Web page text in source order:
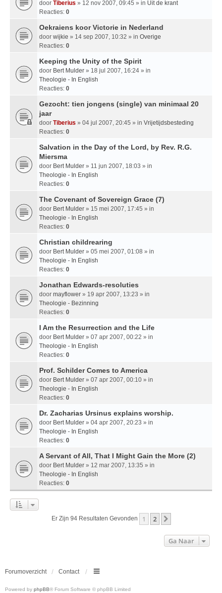
door Tiberius » 12 nov 2007, 09:45 » in Uit de krant
Reacties: 0
Oekraiens koor Victorie in Nederland
door wijkie » 14 sep 2007, 10:32 » in Overige
Reacties: 0
Keeping the Unity of the Spirit
door Bert Mulder » 18 jul 2007, 16:24 » in
Theologie - In English
Reacties: 0
Gezocht: tien jongens (single) van minimaal 20
jaar
door Tiberius » 04 jul 2007, 20:45 » in Vrijetijdsbesteding
Reacties: 0
Salvation in the Day of the Lord, by Rev. R.G.
Miersma
door Bert Mulder » 11 jun 2007, 18:03 » in
Theologie - In English
Reacties: 0
The Covenant of Sovereign Grace (7)
door Bert Mulder » 15 mei 2007, 17:45 » in
Theologie - In English
Reacties: 0
Christian childrearing
door Bert Mulder » 05 mei 2007, 01:08 » in
Theologie - In English
Reacties: 0
Jonathan Edwards-resoluties
door mayflower » 19 apr 2007, 13:23 » in
Theologie - Bezinning
Reacties: 0
I Am the Resurrection and the Life
door Bert Mulder » 07 apr 2007, 00:22 » in
Theologie - In English
Reacties: 0
Prof. Schilder Comes to America
door Bert Mulder » 07 apr 2007, 00:10 » in
Theologie - In English
Reacties: 0
Dr. Zacharias Ursinus explains worship.
door Bert Mulder » 04 apr 2007, 20:23 » in
Theologie - In English
Reacties: 0
A Servant of All, That I Might Gain the More (2)
door Bert Mulder » 12 mar 2007, 13:35 » in
Theologie - In English
Reacties: 0
Er Zijn 94 Resultaten Gevonden 1 2
Ga Naar
Forumoverzicht Contact
Powered by phpBB® Forum Software © phpBB Limited